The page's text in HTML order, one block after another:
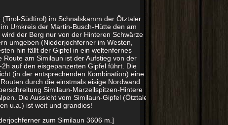
Südtirol) im Schnalskamm der Ötztaler
Umkreis der Martin-Busch-Hütte den am
der Berg nur von der Hinteren Schwärze
umgeben (Niederjochferner im Westen,
hin fällt der Gipfel in ein weltenfernes
Route am Similaun ist der Aufstieg von der
auf den eisgepanzerten Gipfel führt. Die
(in der entsprechenden Kombination) eine
durch die einstmals eisige Nordwand
Similaun-Marzellspitzen-Hintere
Die Aussicht vom Similaun-Gipfel (Ötztaler
u.a.) ist weit und grandios!
zum Similaun 3606 m.]